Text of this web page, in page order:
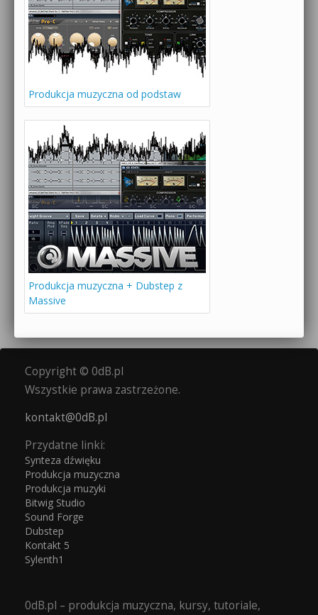
Produkcja muzyczna od podstaw
Produkcja muzyczna + Dubstep z
Massive
Copyright © 0dB.pl
Wszystkie prawa zastrzeżone.
kontakt@0dB.pl
Przydatne linki:
Synteza dźwięku
Produkcja muzyczna
Produkcja muzyki
Bitwig Studio
Sound Forge
Dubstep
Kontakt 5
Sylenth1
0dB.pl – produkcja muzyczna, kursy, tutoriale,